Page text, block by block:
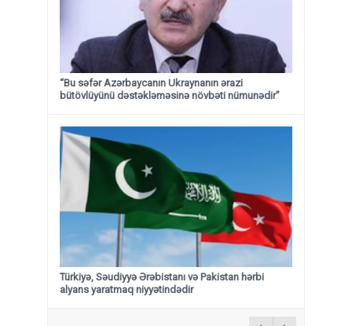
“Bu səfər Azərbaycanın Ukraynanın ərazi
bütövlüyünü dəstəkləməsinə növbəti nümunədir”
Türkiyə, Səudiyyə Ərəbistanı və Pakistan hərbi
alyans yaratmaq niyyətindədir